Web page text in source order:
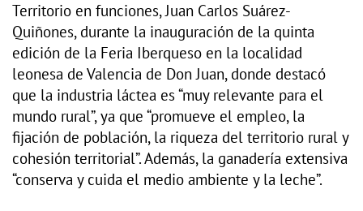
Territorio en funciones, Juan Carlos Suárez-
Quiñones, durante la inauguración de la quinta
edición de la Feria Iberqueso en la localidad
leonesa de Valencia de Don Juan, donde destacó
que la industria láctea es “muy relevante para el
mundo rural”, ya que “promueve el empleo, la
fijación de población, la riqueza del territorio rural y
cohesión territorial”. Además, la ganadería extensiva
“conserva y cuida el medio ambiente y la leche”.